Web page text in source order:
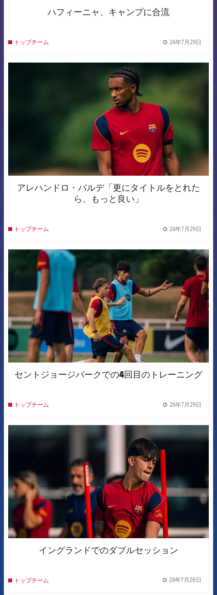
ハフィーニャ、キャンプに合流
トップチーム 26年7月29日
FCB Barcelona badge
アレハンドロ・バルデ「更にタイトルをとれた
ら、もっと良い」
トップチーム 26年7月29日
FCB Barcelona badge
セントジョージパークでの4回目のトレーニング
トップチーム 26年7月29日
イングランドでのダブルセッション
トップチーム 26年7月28日